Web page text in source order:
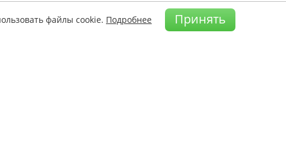
файлы cookie. Подробнее Принять